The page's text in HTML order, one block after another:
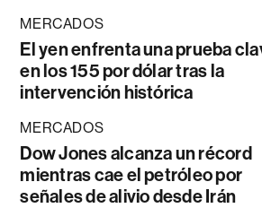
MERCADOS
El yen enfrenta una prueba
en los 155 por dólar tras la
intervención histórica
MERCADOS
Dow Jones alcanza un récord
mientras cae el petróleo por
señales de alivio desde Irán